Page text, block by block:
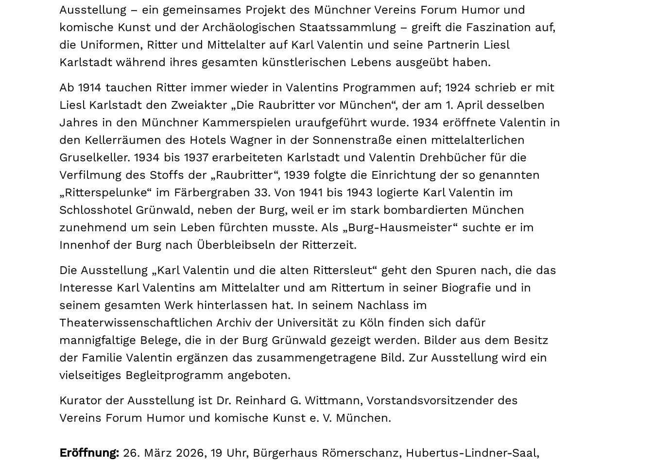
Ausstellung – ein gemeinsames Projekt des Münchner Vereins Forum Humor und
komische Kunst und der Archäologischen Staatssammlung – greift die Faszination auf,
die Uniformen, Ritter und Mittelalter auf Karl Valentin und seine Partnerin Liesl
Karlstadt während ihres gesamten künstlerischen Lebens ausgeübt haben.
Ab 1914 tauchen Ritter immer wieder in Valentins Programmen auf; 1924 schrieb er mit
Liesl Karlstadt den Zweiakter „Die Raubritter vor München“, der am 1. April desselben
Jahres in den Münchner Kammerspielen uraufgeführt wurde. 1934 eröffnete Valentin in
den Kellerräumen des Hotels Wagner in der Sonnenstraße einen mittelalterlichen
Gruselkeller. 1934 bis 1937 erarbeiteten Karlstadt und Valentin Drehbücher für die
Verfilmung des Stoffs der „Raubritter“, 1939 folgte die Einrichtung der so genannten
„Ritterspelunke“ im Färbergraben 33. Von 1941 bis 1943 logierte Karl Valentin im
Schlosshotel Grünwald, neben der Burg, weil er im stark bombardierten München
zunehmend um sein Leben fürchten musste. Als „Burg-Hausmeister“ suchte er im
Innenhof der Burg nach Überbleibseln der Ritterzeit.
Die Ausstellung „Karl Valentin und die alten Rittersleut“ geht den Spuren nach, die das
Interesse Karl Valentins am Mittelalter und am Rittertum in seiner Biografie und in
seinem gesamten Werk hinterlassen hat. In seinem Nachlass im
Theaterwissenschaftlichen Archiv der Universität zu Köln finden sich dafür
mannigfaltige Belege, die in der Burg Grünwald gezeigt werden. Bilder aus dem Besitz
der Familie Valentin ergänzen das zusammengetragene Bild. Zur Ausstellung wird ein
vielseitiges Begleitprogramm angeboten.
Kurator der Ausstellung ist Dr. Reinhard G. Wittmann, Vorstandsvorsitzender des
Vereins Forum Humor und komische Kunst e. V. München.
Eröffnung: 26. März 2026, 19 Uhr, Bürgerhaus Römerschanz, Hubertus-Lindner-Saal,